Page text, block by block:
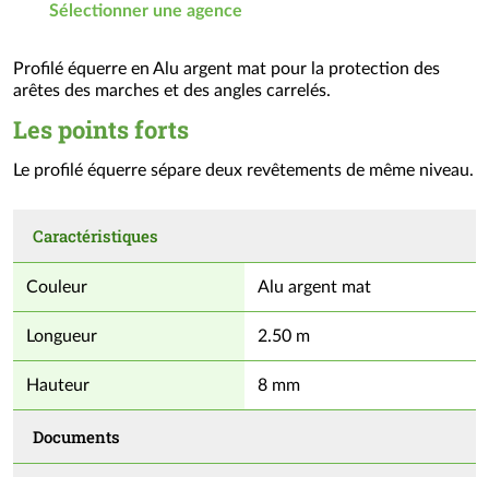
Sélectionner une agence
Profilé équerre en Alu argent mat pour la protection des
arêtes des marches et des angles carrelés.
Les points forts
Le profilé équerre sépare deux revêtements de même niveau.
Caractéristiques
Couleur Alu argent mat
Longueur 2.50 m
Hauteur 8 mm
Documents